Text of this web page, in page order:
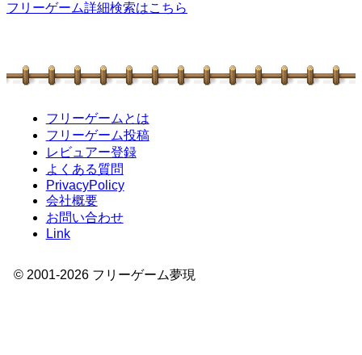
フリーゲーム詳細検索はこちら
フリーゲームとは
フリーゲーム投稿
レビュアー登録
よくある質問
PrivacyPolicy
会社概要
お問い合わせ
Link
© 2001-2026フリーゲーム夢現